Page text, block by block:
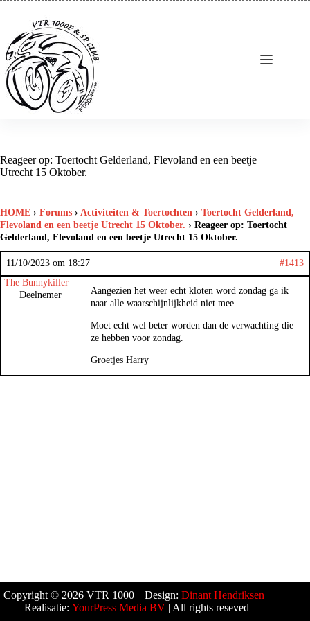
inhoud
Reageer op: Toertocht Gelderland, Flevoland en een beetje
Utrecht 15 Oktober.
HOME › Forums › Activiteiten & Toertochten › Toertocht Gelderland,
Flevoland en een beetje Utrecht 15 Oktober. › Reageer op: Toertocht
Gelderland, Flevoland en een beetje Utrecht 15 Oktober.
11/10/2023 om 18:27
#1413
The Bunnykiller
Deelnemer
Aangezien het weer echt kloten word zondag ga ik
naar alle waarschijnlijkheid niet mee .
Moet echt wel beter worden dan de verwachting die
ze hebben voor zondag.
Groetjes Harry
Copyright © 2026 VTR 1000 | Design:Dinant Hendriksen |
Realisatie: YourPress Media BV| All rights reseved